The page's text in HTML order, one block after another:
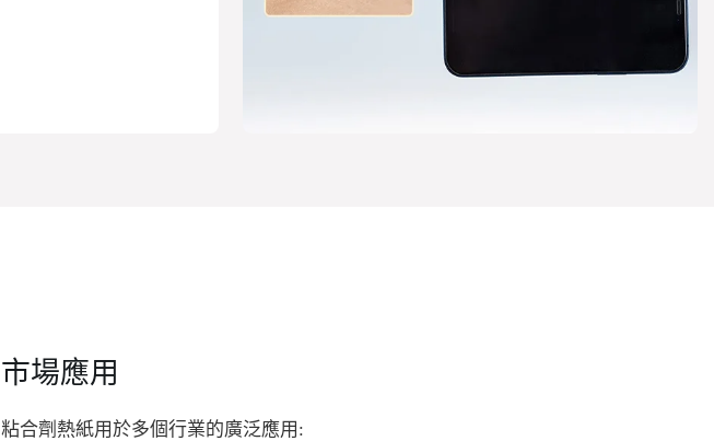
市場應用
粘合劑熱紙用於多個行業的廣泛應用: